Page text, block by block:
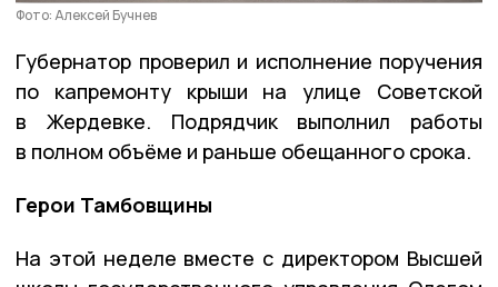
Фото: Алексей Бучнев
Губернатор проверил и исполнение поручения
по капремонту крыши на улице Советской
в Жердевке. Подрядчик выполнил работы
в полном объёме и раньше обещанного срока.
Герои Тамбовщины
На этой неделе вместе с директором Высшей